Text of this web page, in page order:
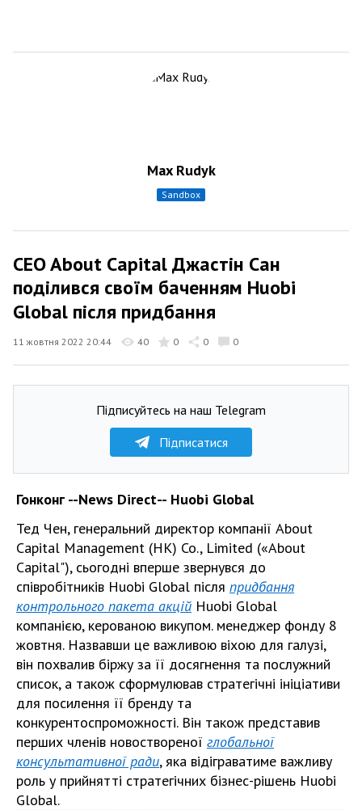
Max Rudyk
sandbox
CEO About Capital Джастін Сан
поділився своїм баченням Huobi
Global після придбання
11 жовтня 2022 20:44 40 0 0 0
Підписуйтесь на наш Telegram
Підписатися
Гонконг --News Direct-- Huobi Global
Тед Чен, генеральний директор компанії About
Capital Management (HK) Co., Limited («About
Capital"), сьогодні вперше звернувся до
співробітників Huobi Global після придбання
контрольного пакета акцій Huobi Global
компанією, керованою викупом. менеджер фонду 8
жовтня. Назвавши це важливою віхою для галузі,
він похвалив біржу за її досягнення та послужний
список, а також сформулював стратегічні ініціативи
для посилення її бренду та
конкурентоспроможності. Він також представив
перших членів новоствореної глобальної
консультативної ради, яка відіграватиме важливу
роль у прийнятті стратегічних бізнес-рішень Huobi
Global.